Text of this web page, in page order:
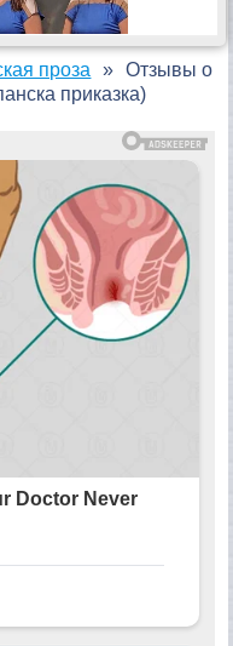
проза
Отзывы о
приказка)